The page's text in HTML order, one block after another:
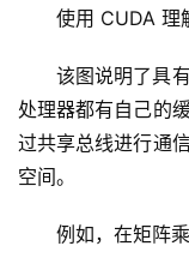
使用 CUDA 理
该图说明了具
处理器都有自己的
过共享总线进行通
空间。
例如，在矩阵乘